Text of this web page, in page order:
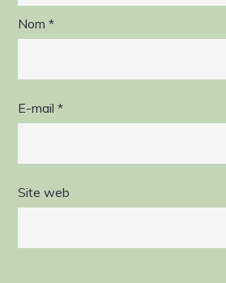
Nom*
E-mail*
Site web